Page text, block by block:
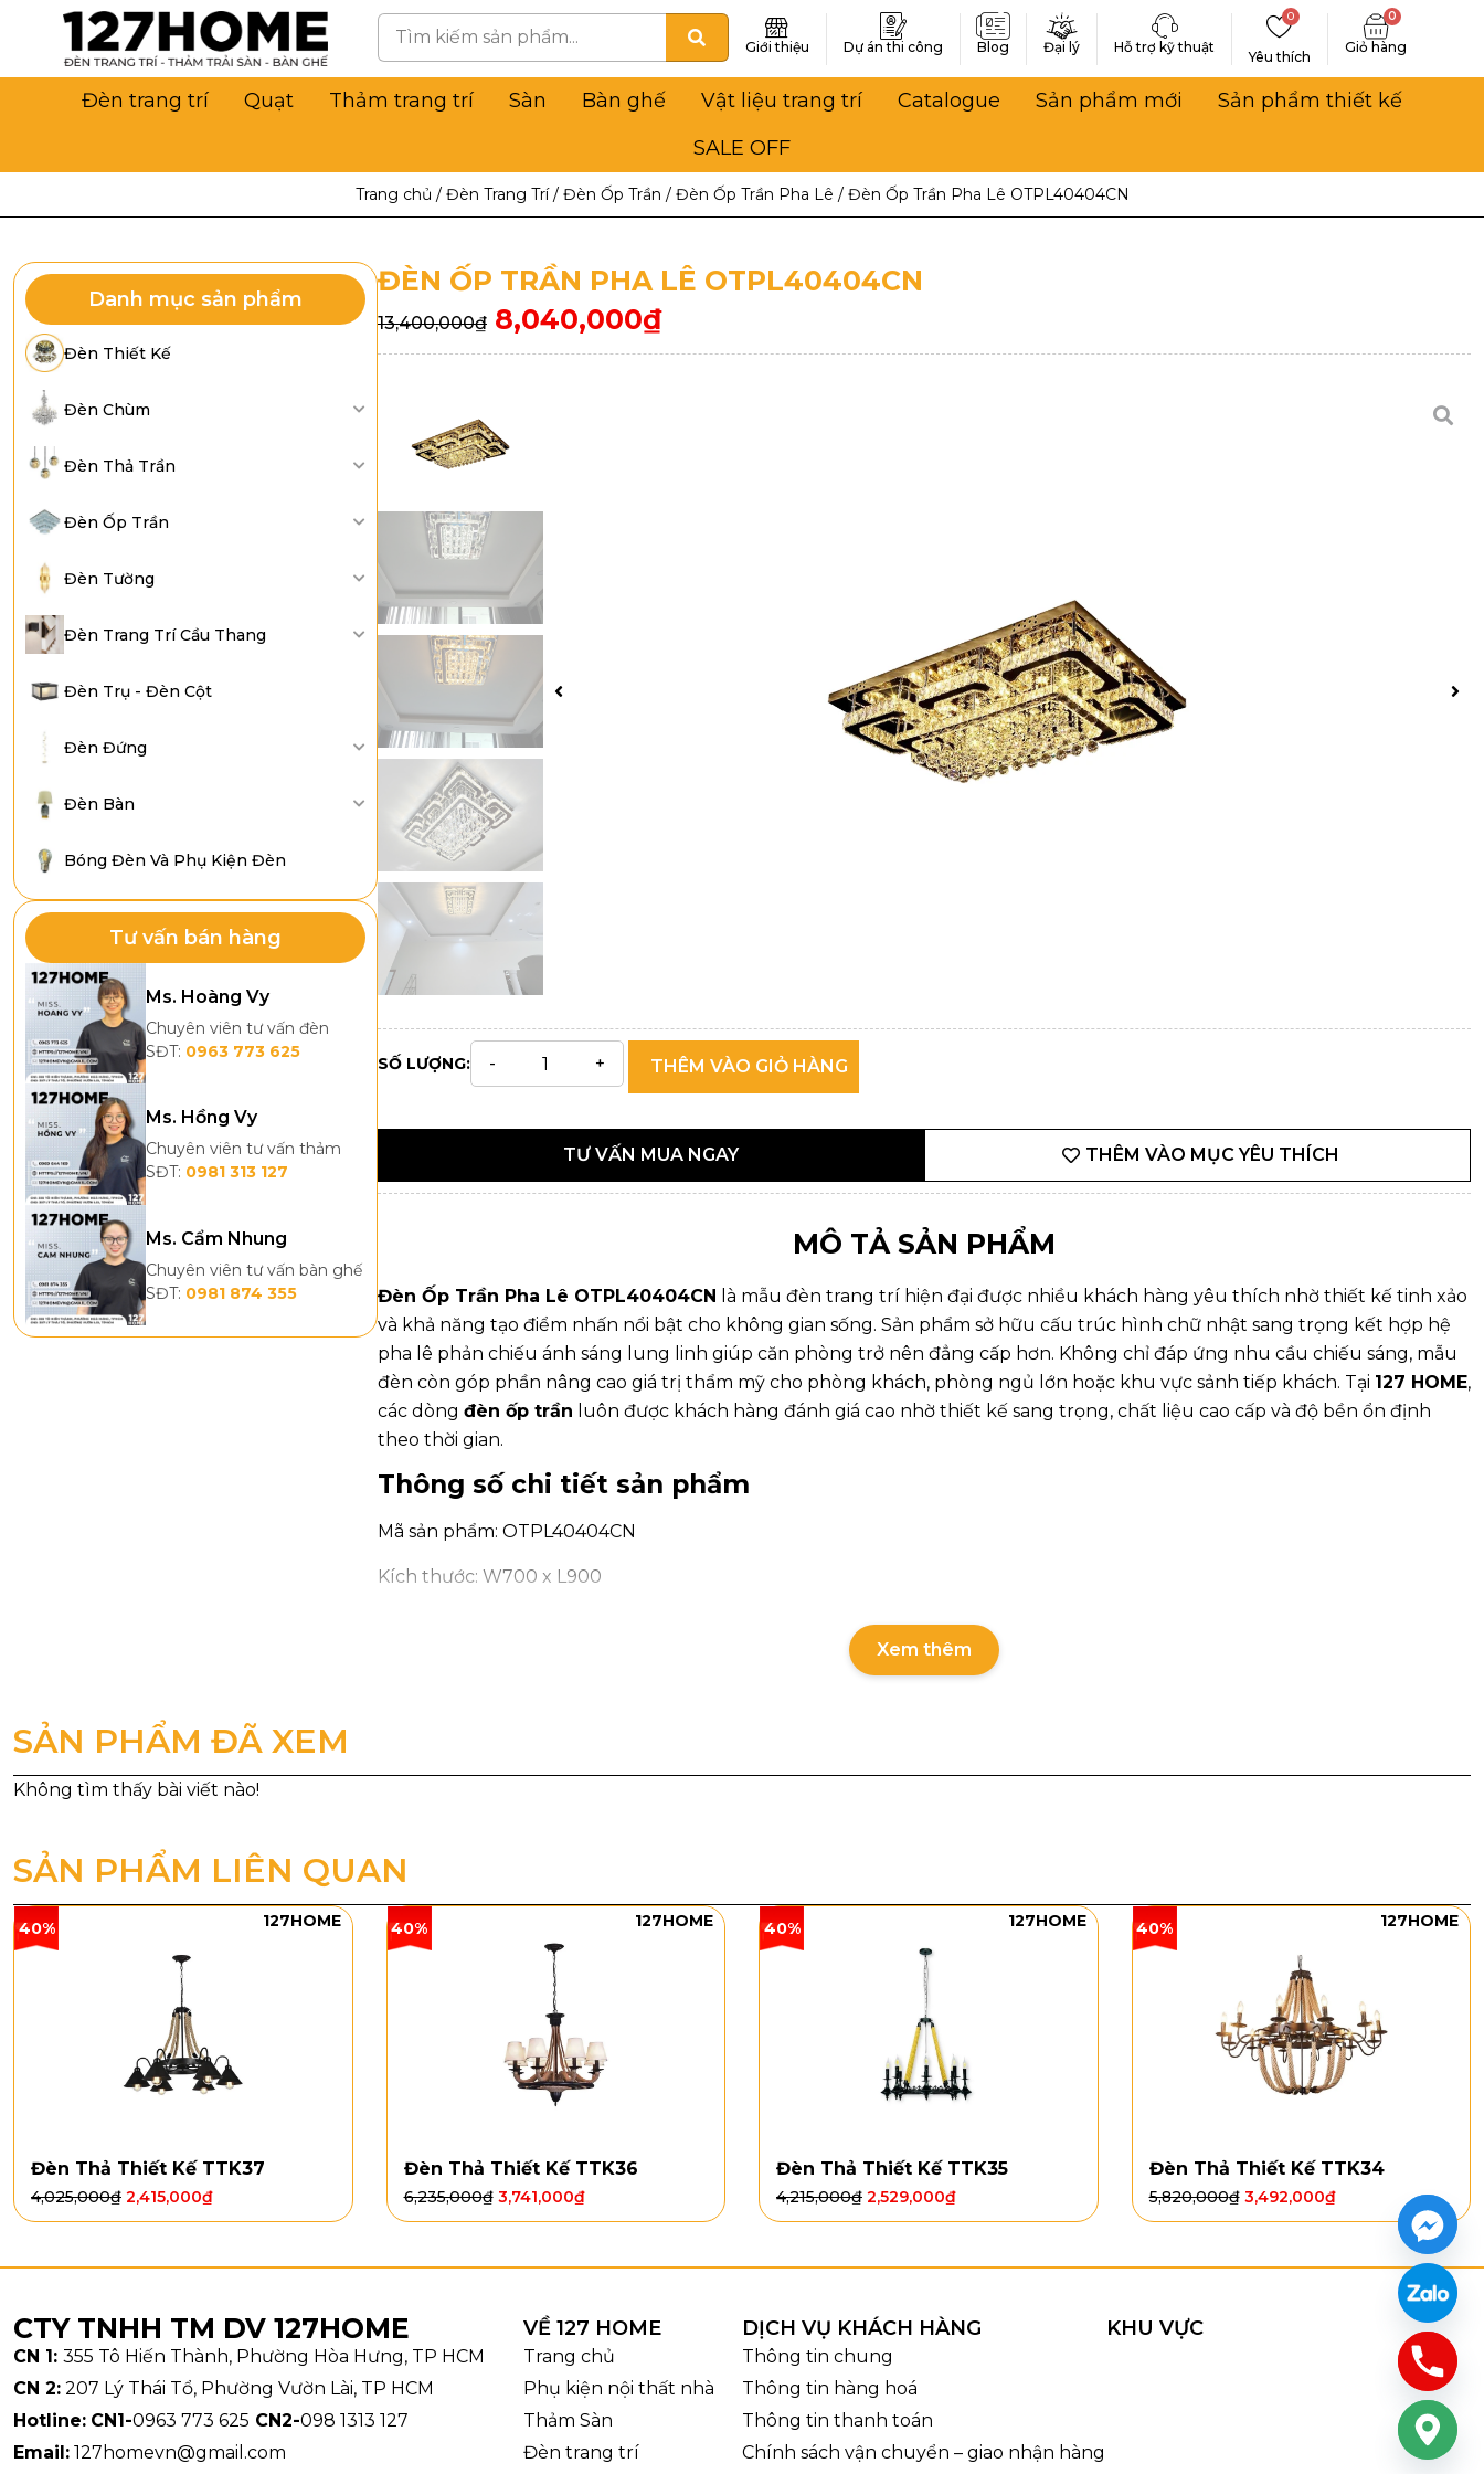
Giới thiệu Dự án thi công Blog Đại lý Hỗ trợ kỹ thuật
Yêu thích
0 0
Đèn trang trí Quạt Thảm trang trí Sàn Bàn ghế Vật liệu trang trí Catalogue Sản phẩm mới
Sản phẩm thiết kế
SALE OFF
Trang chủ / Đèn Trang Trí/ Đèn Ốp Trần / Đèn Ốp Trần Pha Lê / Đèn Ốp Trần Pha Lê OTPL40404CN
Danh mục sản phẩm
Đèn Thiết Kế
Đèn Chùm
Đèn Thả Trần
Đèn Ốp Trần
Đèn Tường
Đèn Trang Trí Cầu Thang
Đèn Trụ - Đèn Cột
Đèn Đứng
Đèn Bàn
Bóng Đèn Và Phụ Kiện Đèn
Tư vấn bán hàng
Ms. Hoàng Vy
Chuyên viên tư vấn đèn
SĐT: 0963 773 625
Ms. Hồng Vy
Chuyên viên tư vấn thảm
SĐT: 0981 313 127
Ms. Cẩm Nhung
Chuyên viên tư vấn bàn ghế
SĐT: 0981 874 355
ĐÈN ỐP TRẦN PHA LÊ OTPL40404CN
13,400,000₫ 8,040,000₫
SỐ LƯỢNG: THÊM VÀO GIỎ HÀNG
TƯ VẤN MUA NGAY THÊM VÀO MỤC YÊU THÍCH
MÔ TẢ SẢN PHẨM
Đèn Ốp Trần Pha Lê OTPL40404CN là mẫu đèn trang trí hiện đại được nhiều khách hàng yêu thích nhờ thiết kế tinh xảo
và khả năng tạo điểm nhấn nổi bật cho không gian sống. Sản phẩm sở hữu cấu trúc hình chữ nhật sang trọng kết hợp hệ
pha lê phản chiếu ánh sáng lung linh giúp căn phòng trở nên đẳng cấp hơn. Không chỉ đáp ứng nhu cầu chiếu sáng, mẫu
đèn còn góp phần nâng cao giá trị thẩm mỹ cho phòng khách, phòng ngủ lớn hoặc khu vực sảnh tiếp khách. Tại 127 HOME,
các dòng đèn ốp trần luôn được khách hàng đánh giá cao nhờ thiết kế sang trọng, chất liệu cao cấp và độ bền ổn định
theo thời gian.
Thông số chi tiết sản phẩm
Mã sản phẩm: OTPL40404CN
Kích thước: W700 x L900
Ảnh thật Đèn Ốp Trần Pha Lê OTPL40404CN
Xem thêm
SẢN PHẨM ĐÃ XEM
SẢN PHẨM LIÊN QUAN
40% 127HOME
Đèn Thả Thiết Kế TTK37
4,025,000₫ 2,415,000₫
40% 127HOME
Đèn Thả Thiết Kế TTK36
6,235,000₫ 3,741,000₫
40% 127HOME
Đèn Thả Thiết Kế TTK35
4,215,000₫ 2,529,000₫
40% 127HOME
Đèn Thả Thiết Kế TTK34
5,820,000₫ 3,492,000₫
CTY TNHH TM DV 127HOME
CN 1: 355 Tô Hiến Thành, Phường Hòa Hưng, TP HCM
CN 2: 207 Lý Thái Tổ, Phường Vườn Lài, TP HCM
Hotline: CN1-0963 773 625 CN2-098 1313 127
Email: 127homevn@gmail.com
VỀ 127 HOME
Trang chủ
Phụ kiện nội thất nhà
Thảm Sàn
Đèn trang trí
DỊCH VỤ KHÁCH HÀNG
Thông tin chung
Thông tin hàng hoá
Thông tin thanh toán
Chính sách vận chuyển – giao nhận hàng
KHU VỰC